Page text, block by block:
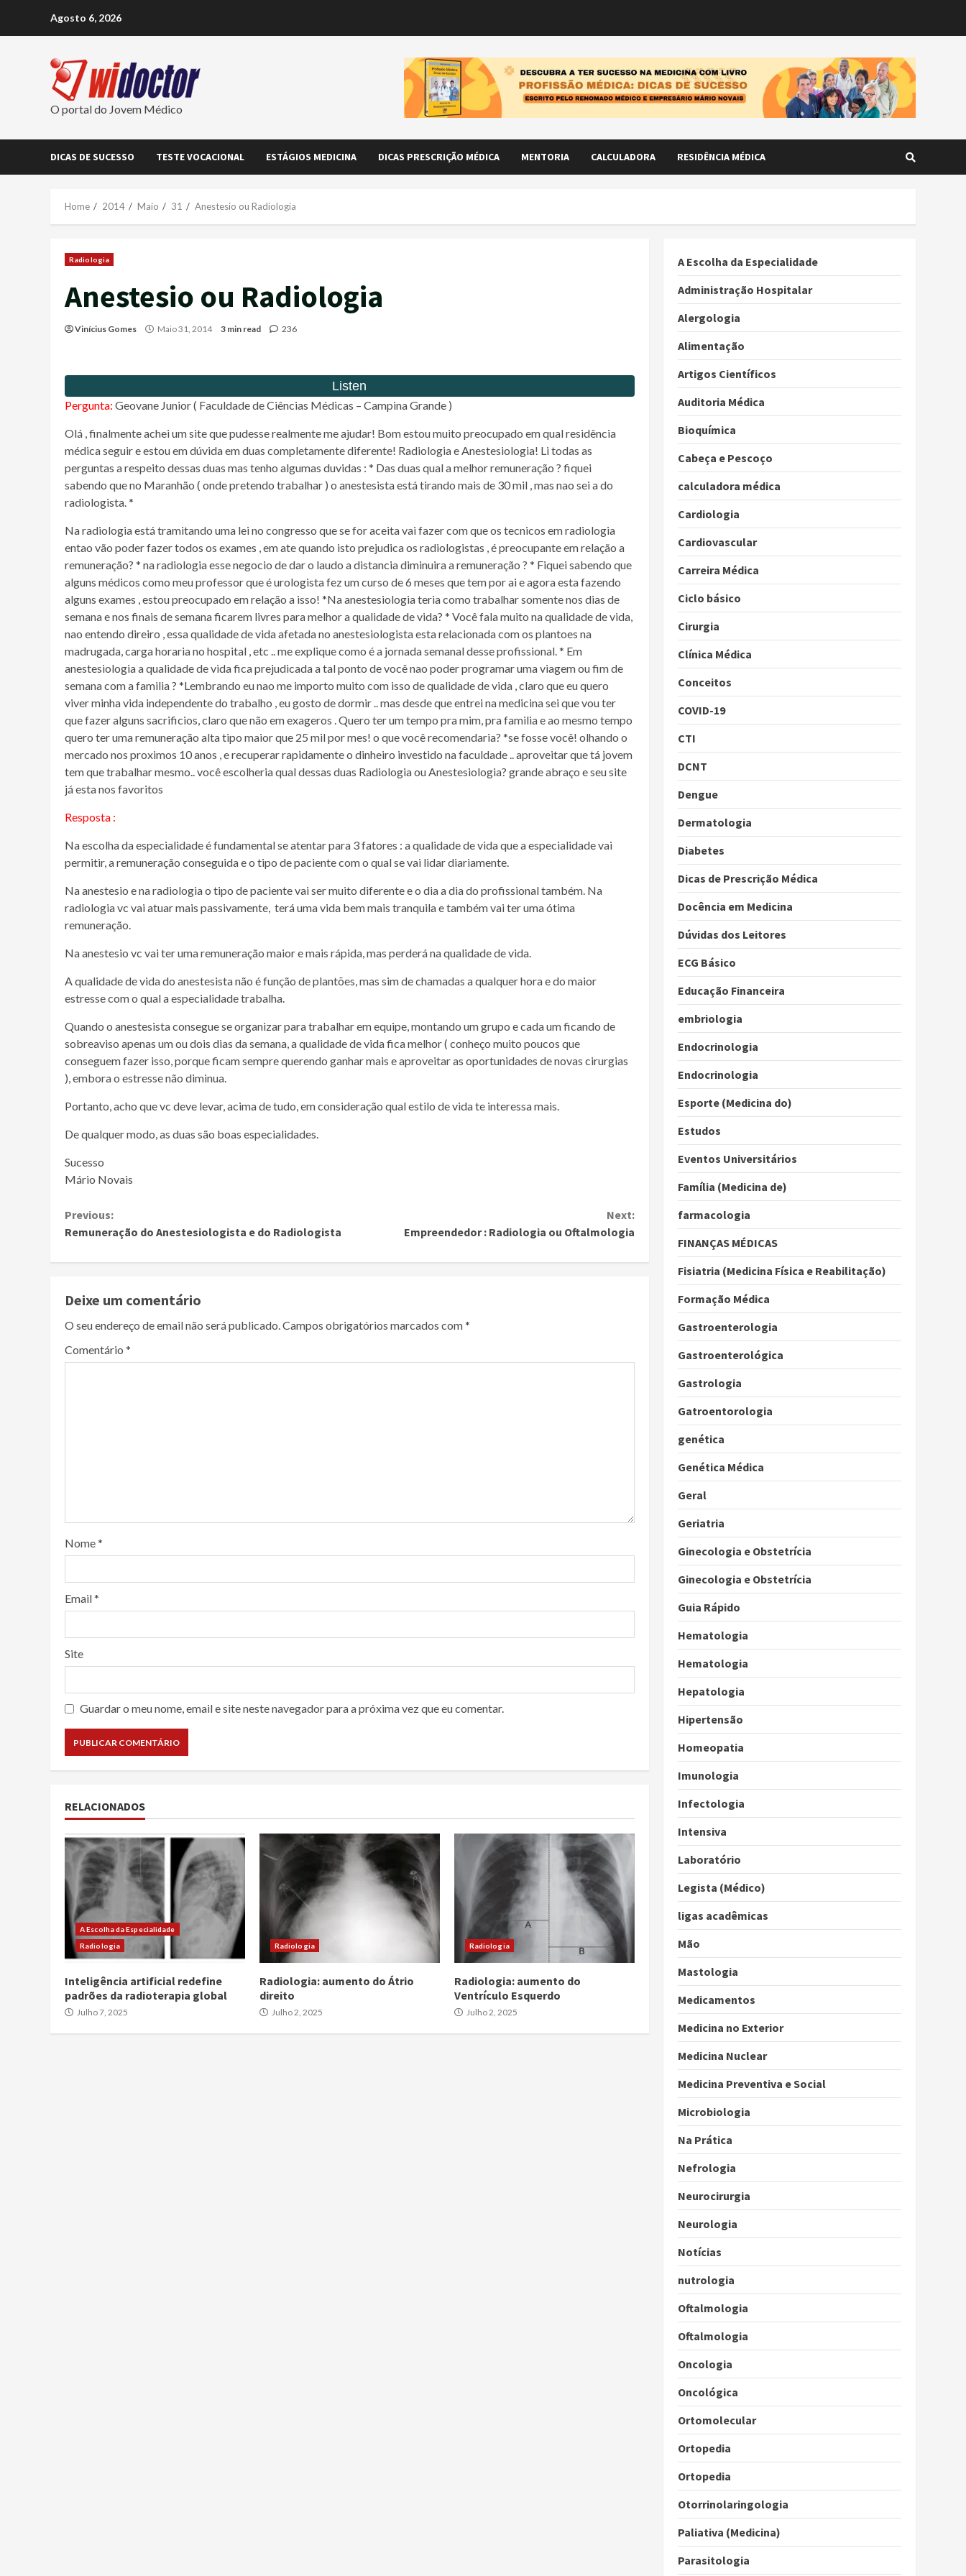
Agosto 6, 2026
O portal do Jovem Médico
DICAS DE SUCESSO TESTE VOCACIONAL ESTÁGIOS MEDICINA DICAS PRESCRIÇÃO MÉDICA MENTORIA CALCULADORA RESIDÊNCIA MÉDICA
Home 2014 Maio 31 Anestesio ou Radiologia
Radiologia
Anestesio ou Radiologia
Vinícius Gomes Maio 31, 2014 3 min read 236
Pergunta: Geovane Junior ( Faculdade de Ciências Médicas – Campina Grande )
Olá , finalmente achei um site que pudesse realmente me ajudar! Bom estou muito preocupado em qual residência
médica seguir e estou em dúvida em duas completamente diferente! Radiologia e Anestesiologia! Li todas as
perguntas a respeito dessas duas mas tenho algumas duvidas : * Das duas qual a melhor remuneração ? fiquei
sabendo que no Maranhão ( onde pretendo trabalhar ) o anestesista está tirando mais de 30 mil , mas nao sei a do
radiologista. *
Na radiologia está tramitando uma lei no congresso que se for aceita vai fazer com que os tecnicos em radiologia
entao vão poder fazer todos os exames , em ate quando isto prejudica os radiologistas , é preocupante em relação a
remuneração? * na radiologia esse negocio de dar o laudo a distancia diminuira a remuneração ? * Fiquei sabendo que
alguns médicos como meu professor que é urologista fez um curso de 6 meses que tem por ai e agora esta fazendo
alguns exames , estou preocupado em relação a isso! *Na anestesiologia teria como trabalhar somente nos dias de
semana e nos finais de semana ficarem livres para melhor a qualidade de vida? * Você fala muito na qualidade de vida,
nao entendo direiro , essa qualidade de vida afetada no anestesiologista esta relacionada com os plantoes na
madrugada, carga horaria no hospital , etc .. me explique como é a jornada semanal desse profissional. * Em
anestesiologia a qualidade de vida fica prejudicada a tal ponto de você nao poder programar uma viagem ou fim de
semana com a familia ? *Lembrando eu nao me importo muito com isso de qualidade de vida , claro que eu quero
viver minha vida independente do trabalho , eu gosto de dormir .. mas desde que entrei na medicina sei que vou ter
que fazer alguns sacrificios, claro que não em exageros . Quero ter um tempo pra mim, pra familia e ao mesmo tempo
quero ter uma remuneração alta tipo maior que 25 mil por mes! o que você recomendaria? *se fosse você! olhando o
mercado nos proximos 10 anos , e recuperar rapidamente o dinheiro investido na faculdade .. aproveitar que tá jovem
tem que trabalhar mesmo.. você escolheria qual dessas duas Radiologia ou Anestesiologia? grande abraço e seu site
já esta nos favoritos
Resposta :
Na escolha da especialidade é fundamental se atentar para 3 fatores : a qualidade de vida que a especialidade vai
permitir, a remuneração conseguida e o tipo de paciente com o qual se vai lidar diariamente.
Na anestesio e na radiologia o tipo de paciente vai ser muito diferente e o dia a dia do profissional também. Na
radiologia vc vai atuar mais passivamente, terá uma vida bem mais tranquila e também vai ter uma ótima
remuneração.
Na anestesio vc vai ter uma remuneração maior e mais rápida, mas perderá na qualidade de vida.
A qualidade de vida do anestesista não é função de plantões, mas sim de chamadas a qualquer hora e do maior
estresse com o qual a especialidade trabalha.
Quando o anestesista consegue se organizar para trabalhar em equipe, montando um grupo e cada um ficando de
sobreaviso apenas um ou dois dias da semana, a qualidade de vida fica melhor ( conheço muito poucos que
conseguem fazer isso, porque ficam sempre querendo ganhar mais e aproveitar as oportunidades de novas cirurgias
), embora o estresse não diminua.
Portanto, acho que vc deve levar, acima de tudo, em consideração qual estilo de vida te interessa mais.
De qualquer modo, as duas são boas especialidades.
Sucesso
Mário Novais
Continue
Reading
Previous:
Remuneração do Anestesiologista e do Radiologista
Next:
Empreendedor : Radiologia ou Oftalmologia
Deixe um comentário
O seu endereço de email não será publicado.Campos obrigatórios marcados com*
Comentário *
Nome*
Email*
Site
Guardar o meu nome, email e site neste navegador para a próxima vez que eu comentar.
RELACIONADOS
A Escolha da Especialidade
Radiologia
Inteligência artificial redefine
padrões da radioterapia global
Julho 7, 2025
Radiologia
Radiologia: aumento do Átrio
direito
Julho 2, 2025
Radiologia
Radiologia: aumento do
Ventrículo Esquerdo
Julho 2, 2025
A Escolha da Especialidade
Administração Hospitalar
Alergologia
Alimentação
Artigos Científicos
Auditoria Médica
Bioquímica
Cabeça e Pescoço
calculadora médica
Cardiologia
Cardiovascular
Carreira Médica
Ciclo básico
Cirurgia
Clínica Médica
Conceitos
COVID-19
CTI
DCNT
Dengue
Dermatologia
Diabetes
Dicas de Prescrição Médica
Docência em Medicina
Dúvidas dos Leitores
ECG Básico
Educação Financeira
embriologia
Endocrinologia
Endocrinologia
Esporte (Medicina do)
Estudos
Eventos Universitários
Família (Medicina de)
farmacologia
FINANÇAS MÉDICAS
Fisiatria (Medicina Física e Reabilitação)
Formação Médica
Gastroenterologia
Gastroenterológica
Gastrologia
Gatroentorologia
genética
Genética Médica
Geral
Geriatria
Ginecologia e Obstetrícia
Ginecologia e Obstetrícia
Guia Rápido
Hematologia
Hematologia
Hepatologia
Hipertensão
Homeopatia
Imunologia
Infectologia
Intensiva
Laboratório
Legista (Médico)
ligas acadêmicas
Mão
Mastologia
Medicamentos
Medicina no Exterior
Medicina Nuclear
Medicina Preventiva e Social
Microbiologia
Na Prática
Nefrologia
Neurocirurgia
Neurologia
Notícias
nutrologia
Oftalmologia
Oftalmologia
Oncologia
Oncológica
Ortomolecular
Ortopedia
Ortopedia
Otorrinolaringologia
Paliativa (Medicina)
Parasitologia